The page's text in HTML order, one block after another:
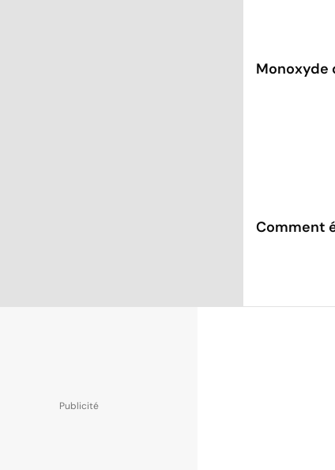
Monoxyde
Comment